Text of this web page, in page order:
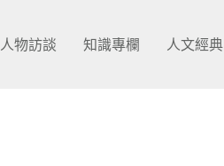
人物訪談 知識專欄 人文經典